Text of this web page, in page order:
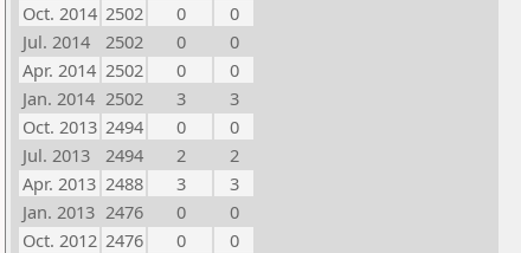
Oct. 2014 2502 0
0
Jul. 2014
2502 0
0
Apr. 2014 2502 0
0
Jan. 2014 2502 3
3
Oct. 2013 2494 0
0
Jul. 2013
2494 2
2
Apr. 2013 2488 3
3
Jan. 2013 2476 0
0
Oct. 2012 2476 0
0